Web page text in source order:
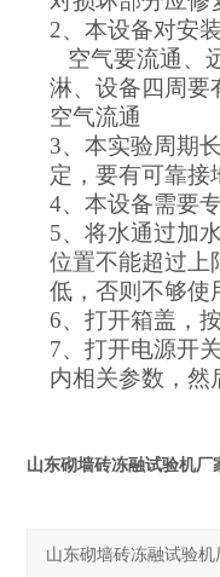
2、本设备对安
空气要流通、
淋、设备四周要
空气流通
3、本实验周期
定，要有可靠接
4、本设备需要
5、将水通过加
位置不能超过上
低，否则不够使
6、打开箱盖，
7、打开电源开
内相关参数，然
山东砌墙砖冻融试验机厂